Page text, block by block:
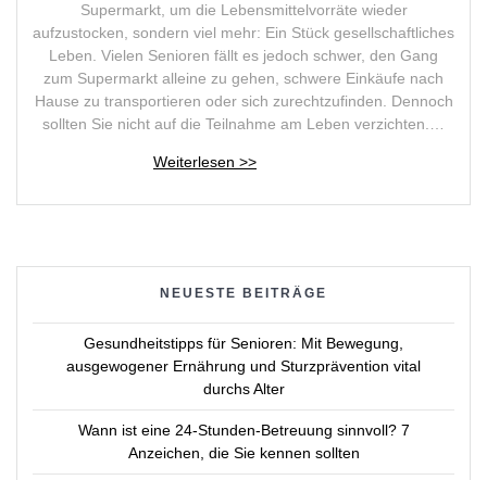
Supermarkt, um die Lebensmittelvorräte wieder
aufzustocken, sondern viel mehr: Ein Stück gesellschaftliches
Leben. Vielen Senioren fällt es jedoch schwer, den Gang
zum Supermarkt alleine zu gehen, schwere Einkäufe nach
Hause zu transportieren oder sich zurechtzufinden. Dennoch
sollten Sie nicht auf die Teilnahme am Leben verzichten.…
NEUESTE BEITRÄGE
Gesundheitstipps für Senioren: Mit Bewegung,
ausgewogener Ernährung und Sturzprävention vital
durchs Alter
Wann ist eine 24-Stunden-Betreuung sinnvoll? 7
Anzeichen, die Sie kennen sollten